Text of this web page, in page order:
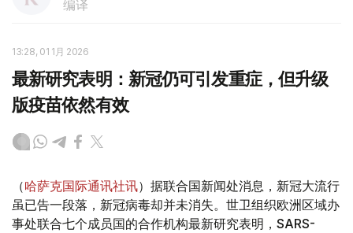
编译
13:28, 01 1月 2026
最新研究表明：新冠仍可引发重症，但升级
版疫苗依然有效
（哈萨克国际通讯社讯）据联合国新闻处消息，新冠大流行
虽已告一段落，新冠病毒却并未消失。世卫组织欧洲区域办
事处联合七个成员国的合作机构最新研究表明，SARS-